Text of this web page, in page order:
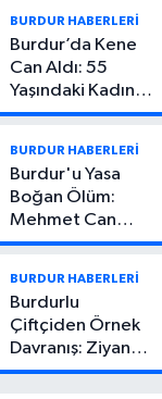
BURDUR HABERLERİ
Burdur’da Kene
Can Aldı: 55
Yaşındaki Kadın
Hayatını Kaybetti
BURDUR HABERLERİ
Burdur'u Yasa
Boğan Ölüm:
Mehmet Can
Atıcı Genç Yaşta
BURDUR HABERLERİ
Burdurlu
Çiftçiden Örnek
Davranış: Ziyan
Olmasın Diye